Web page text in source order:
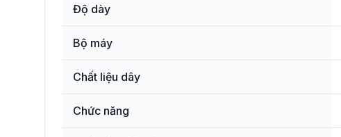
Độ dày
Bộ máy
Chất liệu dây
Chức năng